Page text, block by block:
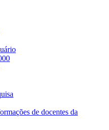
de docentes da